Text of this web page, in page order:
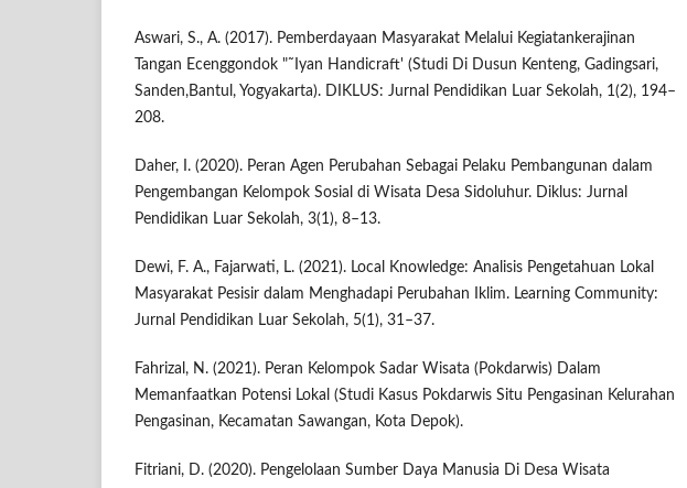
Aswari, S., A. (2017). Pemberdayaan Masyarakat Melalui Kegiatankerajinan
Tangan Ecenggondok "˜Iyan Handicraft' (Studi Di Dusun Kenteng, Gadingsari,
Sanden,Bantul, Yogyakarta). DIKLUS: Jurnal Pendidikan Luar Sekolah, 1(2), 194–
208.
Daher, I. (2020). Peran Agen Perubahan Sebagai Pelaku Pembangunan dalam
Pengembangan Kelompok Sosial di Wisata Desa Sidoluhur. Diklus: Jurnal
Pendidikan Luar Sekolah, 3(1), 8–13.
Dewi, F. A., Fajarwati, L. (2021). Local Knowledge: Analisis Pengetahuan Lokal
Masyarakat Pesisir dalam Menghadapi Perubahan Iklim. Learning Community:
Jurnal Pendidikan Luar Sekolah, 5(1), 31–37.
Fahrizal, N. (2021). Peran Kelompok Sadar Wisata (Pokdarwis) Dalam
Memanfaatkan Potensi Lokal (Studi Kasus Pokdarwis Situ Pengasinan Kelurahan
Pengasinan, Kecamatan Sawangan, Kota Depok).
Fitriani, D. (2020). Pengelolaan Sumber Daya Manusia Di Desa Wisata